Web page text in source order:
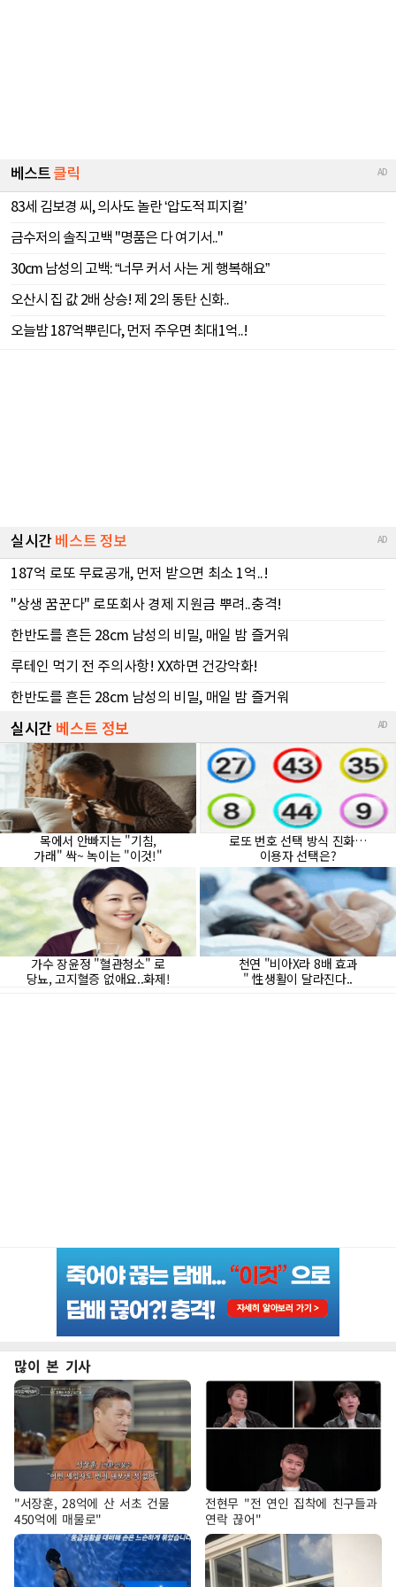
많이 본 기사
"서장훈, 28억에 산 서초 건물
450억에 매물로"
전현무 "전 연인 집착에 친구들과
연락 끊어"